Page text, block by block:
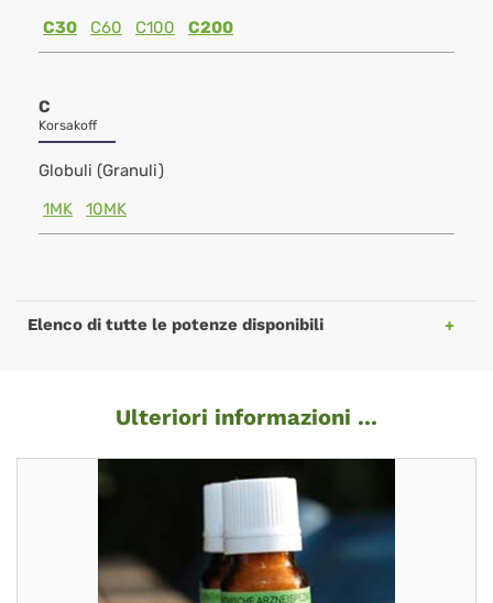
C30
C60 C100 C200
C
Korsakoff
Globuli (Granuli)
1MK
10MK
Elenco di tutte le potenze disponibili
Ulteriori informazioni ...